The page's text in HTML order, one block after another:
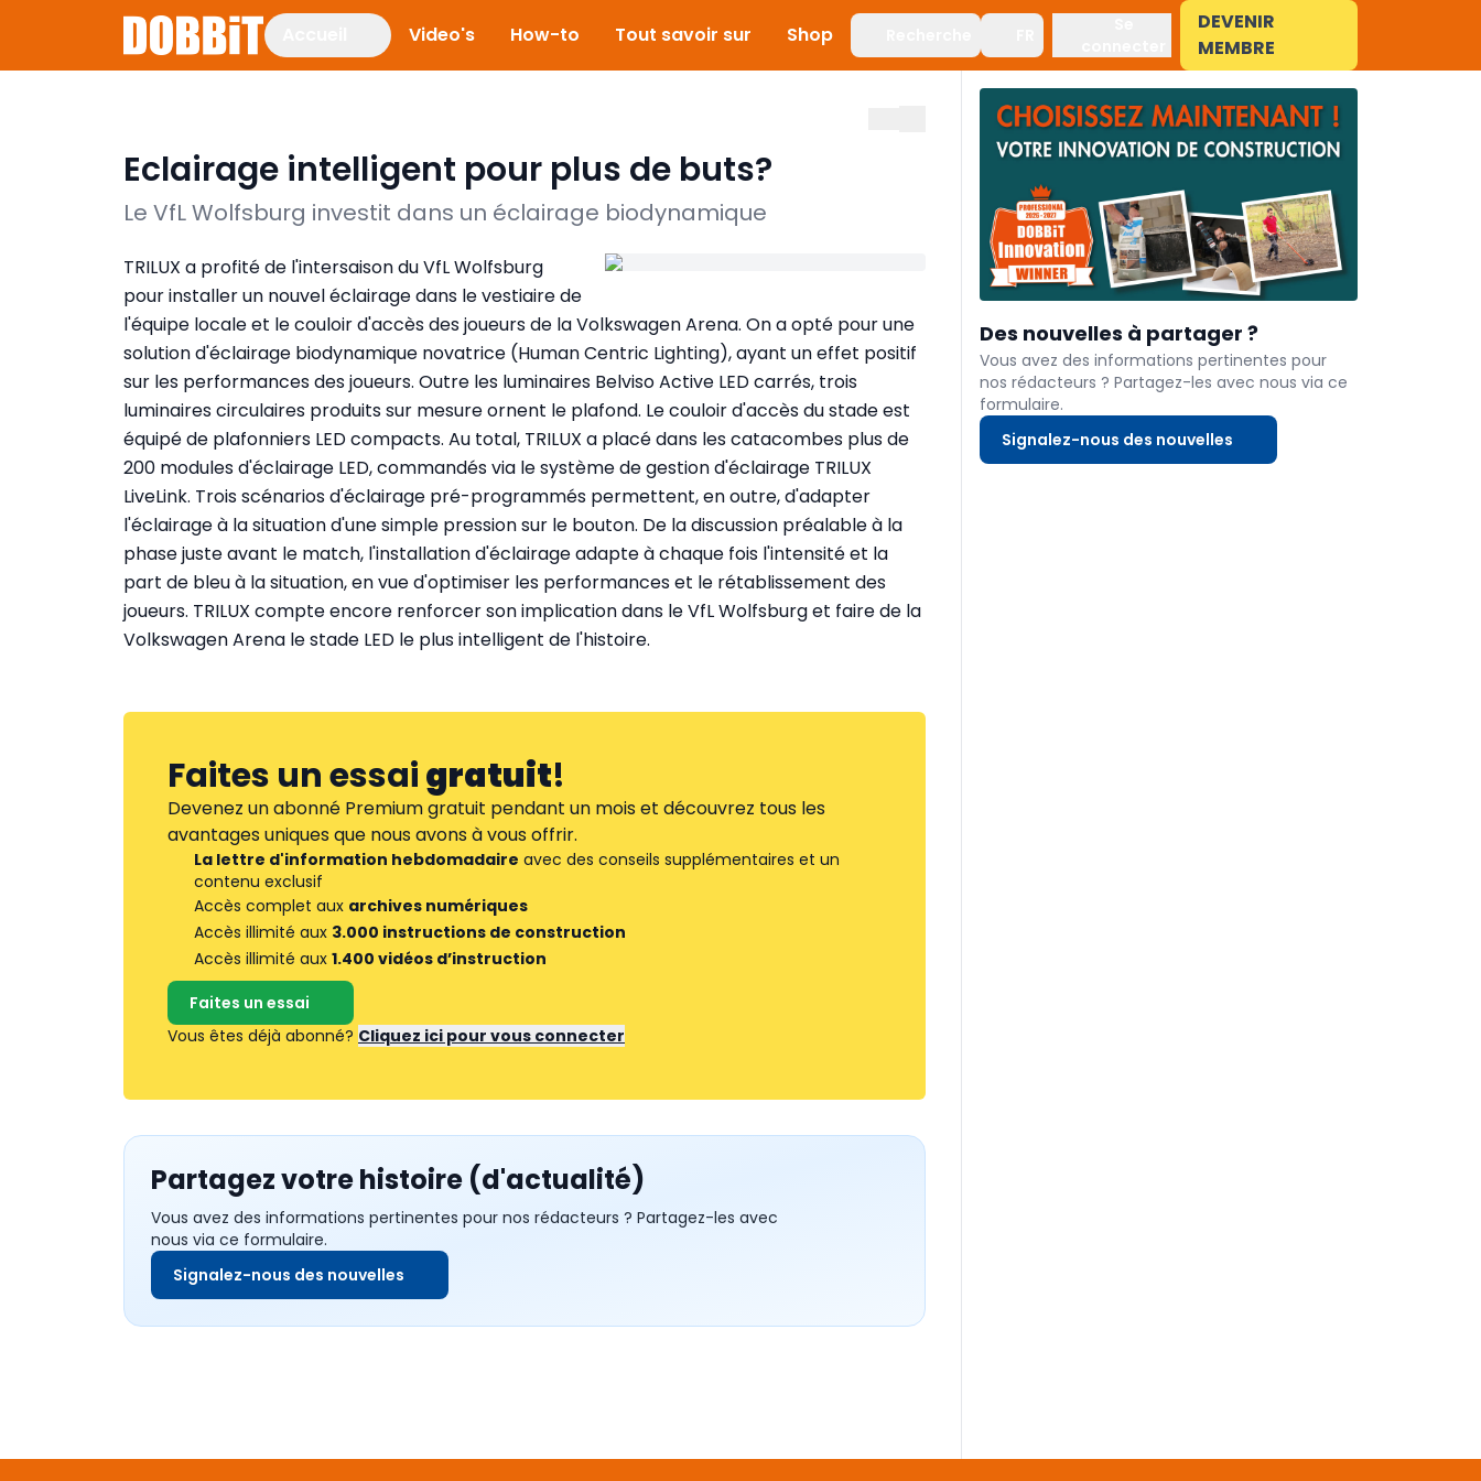
Video's How-to Tout savoir sur Shop
DEVENIR
MEMBRE
Eclairage intelligent pour plus de buts?
Le VfL Wolfsburg investit dans un éclairage biodynamique
TRILUX a profité de l'intersaison du VfL Wolfsburg
pour installer un nouvel éclairage dans le vestiaire de
l'équipe locale et le couloir d'accès des joueurs de la Volkswagen Arena. On a opté pour une
solution d'éclairage biodynamique novatrice (Human Centric Lighting), ayant un effet positif
sur les performances des joueurs. Outre les luminaires Belviso Active LED carrés, trois
luminaires circulaires produits sur mesure ornent le plafond. Le couloir d'accès du stade est
équipé de plafonniers LED compacts. Au total, TRILUX a placé dans les catacombes plus de
200 modules d'éclairage LED, commandés via le système de gestion d'éclairage TRILUX
LiveLink. Trois scénarios d'éclairage pré-programmés permettent, en outre, d'adapter
l'éclairage à la situation d'une simple pression sur le bouton. De la discussion préalable à la
phase juste avant le match, l'installation d'éclairage adapte à chaque fois l'intensité et la
part de bleu à la situation, en vue d'optimiser les performances et le rétablissement des
joueurs. TRILUX compte encore renforcer son implication dans le VfL Wolfsburg et faire de la
Volkswagen Arena le stade LED le plus intelligent de l'histoire.
Faites un essaigratuit!
Devenez un abonné Premium gratuit pendant un mois et découvrez tous les
avantages uniques que nous avons à vous offrir.
La lettre d'information hebdomadaire avec des conseils supplémentaires et un
contenu exclusif
Accès complet aux archives numériques
Accès illimité aux 3.000 instructions de construction
Accès illimité aux 1.400 vidéos d’instruction
Faites un essai
Vous êtes déjà abonné? Cliquez ici pour vous connecter
Partagez votre histoire (d'actualité)
Vous avez des informations pertinentes pour nos rédacteurs ? Partagez-les avec
nous via ce formulaire.
Signalez-nous des nouvelles
Des nouvelles à partager ?
Vous avez des informations pertinentes pour
nos rédacteurs ? Partagez-les avec nous via ce
formulaire.
Signalez-nous des nouvelles